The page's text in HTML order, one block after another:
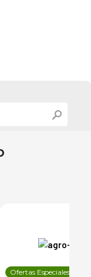
Ofertas Especiales